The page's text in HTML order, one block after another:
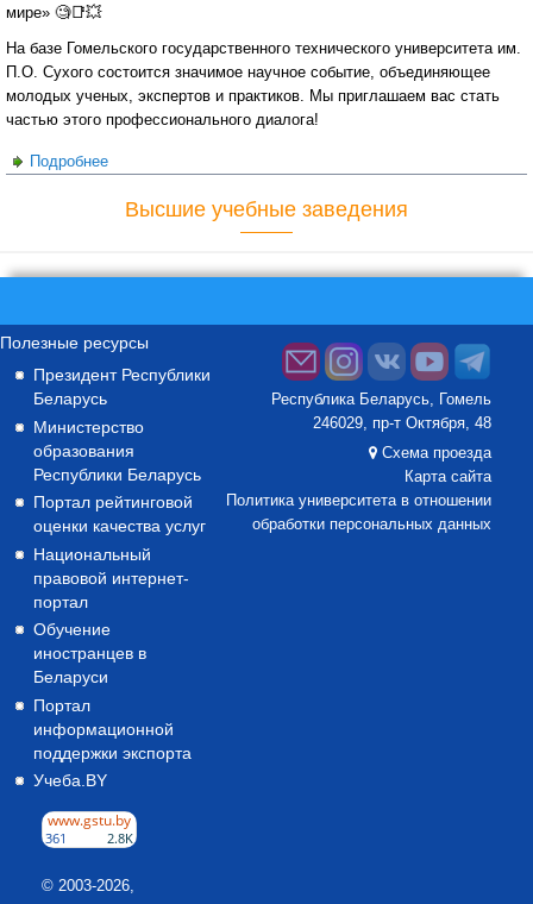
мире» 🧐📑💥
На базе Гомельского государственного технического университета им.
П.О. Сухого состоится значимое научное событие, объединяющее
молодых ученых, экспертов и практиков. Мы приглашаем вас стать
частью этого профессионального диалога!
Подробнее
«Беларусь в современном мире»
Высшие учебные заведения
Полезные ресурсы
Президент Республики
Беларусь
Министерство
образования
Республики Беларусь
Портал рейтинговой
оценки качества услуг
Национальный
правовой интернет-
портал
Обучение
иностранцев в
Беларуси
Портал
информационной
поддержки экспорта
Учеба.BY
© 2003-2026,
Республика Беларусь, Гомель
246029, пр-т Октября, 48
Схема проезда
Карта сайта
Политика университета в отношении
обработки персональных данных